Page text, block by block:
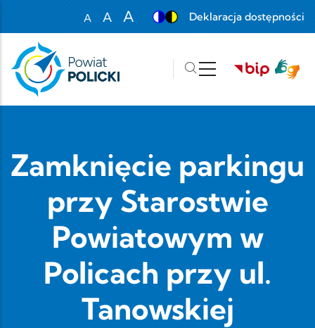
A
Set font size to 100%
A
A
Deklaracja dostępności
Zamknięcie parkingu
przy Starostwie
Powiatowym w
Policach przy ul.
Tanowskiej